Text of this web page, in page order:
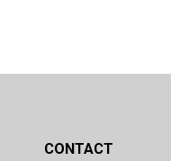
CONTACT